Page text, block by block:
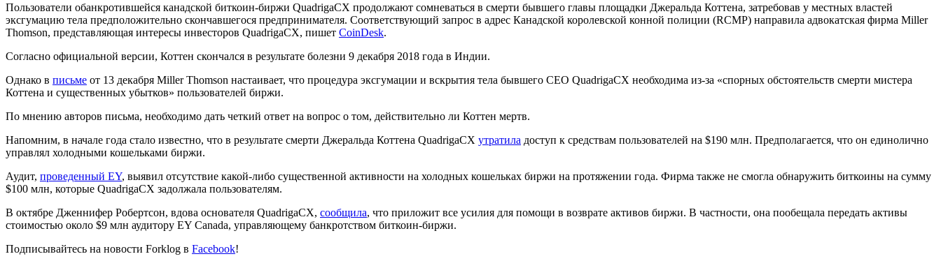
Пользователи обанкротившейся канадской биткоин-биржи QuadrigaCX продолжают сомневаться в смерти бывшего главы площадки Джеральда Коттена, затребовав у местных властей
эксгумацию тела предположительно скончавшегося предпринимателя. Соответствующий запрос в адрес Канадской королевской конной полиции (RCMP) направила адвокатская фирма Miller
Thomson, представляющая интересы инвесторов QuadrigaCX, пишет CoinDesk.
Согласно официальной версии, Коттен скончался в результате болезни 9 декабря 2018 года в Индии.
Однако в письме от 13 декабря Miller Thomson настаивает, что процедура эксгумации и вскрытия тела бывшего CEO QuadrigaCX необходима из-за «спорных обстоятельств смерти мистера
Коттена и существенных убытков» пользователей биржи.
По мнению авторов письма, необходимо дать четкий ответ на вопрос о том, действительно ли Коттен мертв.
Напомним, в начале года стало известно, что в результате смерти Джеральда Коттена QuadrigaCX утратила доступ к средствам пользователей на $190 млн. Предполагается, что он единолично
управлял холодными кошельками биржи.
Аудит, проведенный EY, выявил отсутствие какой-либо существенной активности на холодных кошельках биржи на протяжении года. Фирма также не смогла обнаружить биткоины на сумму
$100 млн, которые QuadrigaCX задолжала пользователям.
В октябре Дженнифер Робертсон, вдова основателя QuadrigaCX, сообщила, что приложит все усилия для помощи в возврате активов биржи. В частности, она пообещала передать активы
стоимостью около $9 млн аудитору EY Canada, управляющему банкротством биткоин-биржи.
Подписывайтесь на новости Forklog в Facebook!